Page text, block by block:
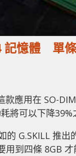
記憶體 單
應用在 SO-
將可以下降39%
G.SKILL 推
到四條 8GB